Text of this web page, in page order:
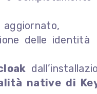
delle identità
native di